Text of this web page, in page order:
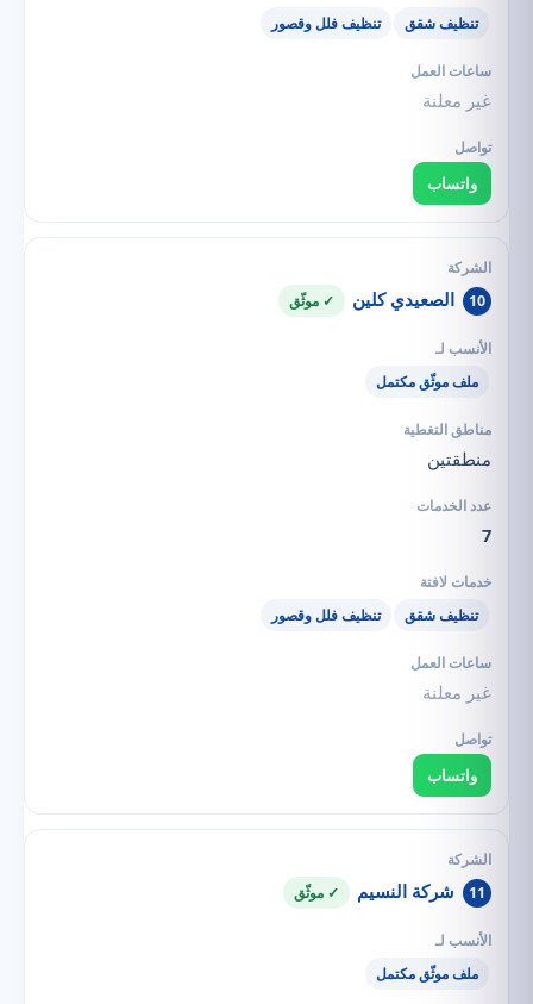
تنظيف شقق تنظيف فلل وقصور
غير معلنة
واتساب
10 الصعيدي كلين ✓ موثّق
ملف موثّق مكتمل
منطقتين
7
تنظيف شقق تنظيف فلل وقصور
غير معلنة
واتساب
11 شركة النسيم ✓ موثّق
ملف موثّق مكتمل